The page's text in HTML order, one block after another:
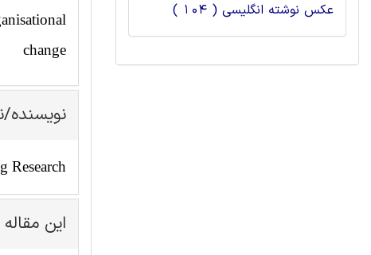
change
Research
این
عکس نوشته انگلیسی ( 104 )